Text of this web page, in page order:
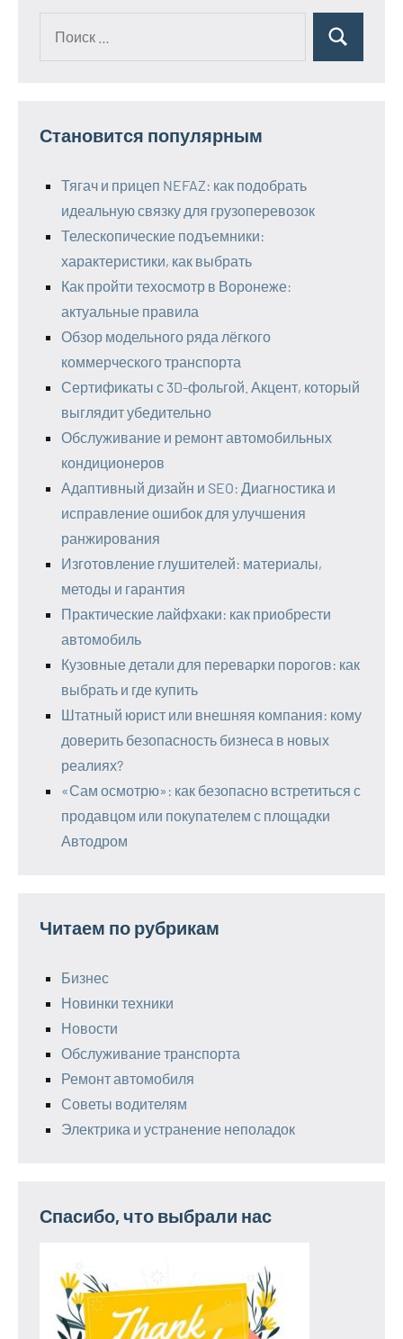
Поиск
Становится популярным
Тягач и прицеп NEFAZ: как подобрать
идеальную связку для грузоперевозок
Телескопические подъемники:
характеристики, как выбрать
Как пройти техосмотр в Воронеже:
актуальные правила
Обзор модельного ряда лёгкого
коммерческого транспорта
Сертификаты с 3D-фольгой. Акцент, который
выглядит убедительно
Обслуживание и ремонт автомобильных
кондиционеров
Адаптивный дизайн и SEO: Диагностика и
исправление ошибок для улучшения
ранжирования
Изготовление глушителей: материалы,
методы и гарантия
Практические лайфхаки: как приобрести
автомобиль
Кузовные детали для переварки порогов: как
выбрать и где купить
Штатный юрист или внешняя компания: кому
доверить безопасность бизнеса в новых
реалиях?
«Сам осмотрю»: как безопасно встретиться с
продавцом или покупателем с площадки
Автодром
Читаем по рубрикам
Бизнес
Новинки техники
Новости
Обслуживание транспорта
Ремонт автомобиля
Советы водителям
Электрика и устранение неполадок
Спасибо, что выбрали нас